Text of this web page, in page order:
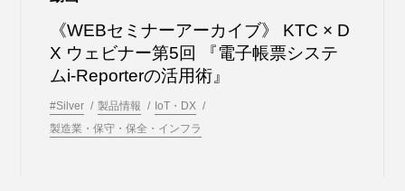
《WEBセミナーアーカイブ》 KTC × D
X ウェビナー第5回 『電子帳票システ
ムi-Reporterの活用術』
#Silver 製品情報
IoT・DX
製造業・保守・保全・インフラ